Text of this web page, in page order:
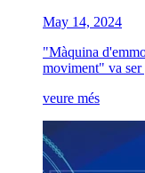
May 14, 2024
"Màquina
moviment" va
veure més